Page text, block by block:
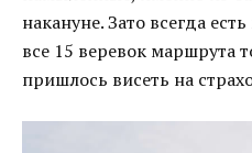
накануне. Зато всегда
все 15 веревок маршрута
пришлось висеть на